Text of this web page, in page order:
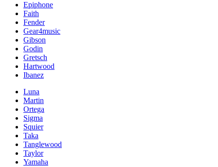
Epiphone
Faith
Fender
Gear4music
Gibson
Godin
Gretsch
Hartwood
Ibanez
Luna
Martin
Ortega
Sigma
Squier
Taka
Tanglewood
Taylor
Yamaha